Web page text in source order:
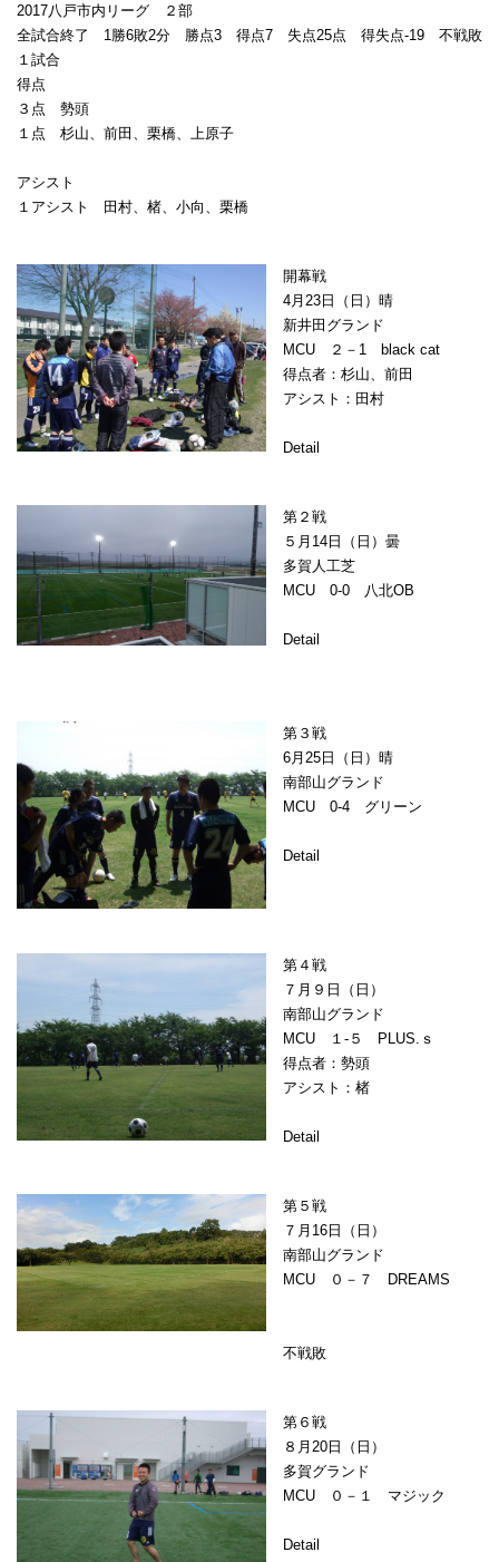
2017八戸市内リーグ ２部
全試合終了 1勝6敗2分 勝点3 得点7 失点25点 得失点-19 不戦敗
１試合
得点
３点 勢頭
１点 杉山、前田、栗橋、上原子
アシスト
１アシスト 田村、楮、小向、栗橋
開幕戦
4月23日（日）晴
新井田グランド
MCU ２－1 black cat
得点者：杉山、前田
アシスト：田村
Detail
第２戦
５月14日（日）曇
多賀人工芝
MCU 0-0 八北OB
Detail
第３戦
6月25日（日）晴
南部山グランド
MCU 0-4 グリーン
Detail
第４戦
７月９日（日）
南部山グランド
MCU １-５ PLUS.ｓ
得点者：勢頭
アシスト：楮
Detail
第５戦
７月16日（日）
南部山グランド
MCU ０－７ DREAMS
不戦敗
第６戦
８月20日（日）
多賀グランド
MCU ０－１ マジック
Detail